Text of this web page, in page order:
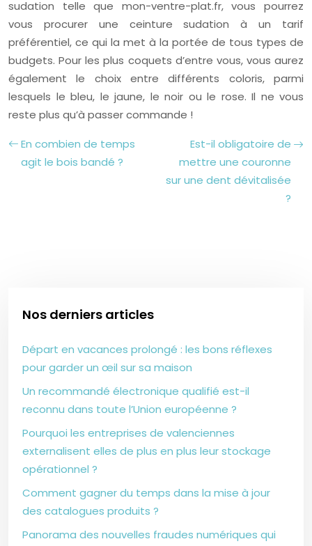
sudation telle que mon-ventre-plat.fr, vous pourrez
vous procurer une ceinture sudation à un tarif
préférentiel, ce qui la met à la portée de tous types de
budgets. Pour les plus coquets d’entre vous, vous aurez
également le choix entre différents coloris, parmi
lesquels le bleu, le jaune, le noir ou le rose. Il ne vous
reste plus qu’à passer commande !
En combien de temps
agit le bois bandé ?
Est-il obligatoire de
mettre une couronne
sur une dent dévitalisée
?
Nos derniers articles
Départ en vacances prolongé : les bons réflexes
pour garder un œil sur sa maison
Un recommandé électronique qualifié est-il
reconnu dans toute l’Union européenne ?
Pourquoi les entreprises de valenciennes
externalisent elles de plus en plus leur stockage
opérationnel ?
Comment gagner du temps dans la mise à jour
des catalogues produits ?
Panorama des nouvelles fraudes numériques qui